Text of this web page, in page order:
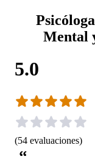
Mental
5.0
(54 evaluaciones)